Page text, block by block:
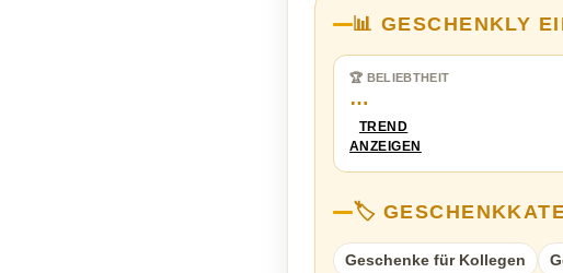
📊 GESCHENKLY
🏆 BELIEBTHEIT
…
TREND
ANZEIGEN
🏷️
Geschenke für Kollegen